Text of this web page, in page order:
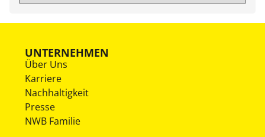
UNTERNEHMEN
Über Uns
Karriere
Nachhaltigkeit
Presse
NWB Familie